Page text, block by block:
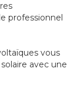
professionnel
vous
avec une